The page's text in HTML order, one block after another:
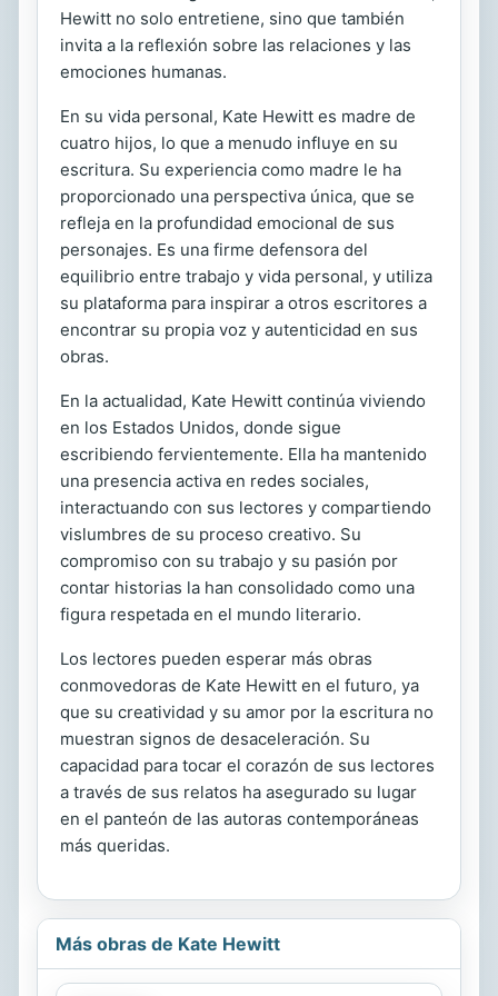
Hewitt no solo entretiene, sino que también
invita a la reflexión sobre las relaciones y las
emociones humanas.
En su vida personal, Kate Hewitt es madre de
cuatro hijos, lo que a menudo influye en su
escritura. Su experiencia como madre le ha
proporcionado una perspectiva única, que se
refleja en la profundidad emocional de sus
personajes. Es una firme defensora del
equilibrio entre trabajo y vida personal, y utiliza
su plataforma para inspirar a otros escritores a
encontrar su propia voz y autenticidad en sus
obras.
En la actualidad, Kate Hewitt continúa viviendo
en los Estados Unidos, donde sigue
escribiendo fervientemente. Ella ha mantenido
una presencia activa en redes sociales,
interactuando con sus lectores y compartiendo
vislumbres de su proceso creativo. Su
compromiso con su trabajo y su pasión por
contar historias la han consolidado como una
figura respetada en el mundo literario.
Los lectores pueden esperar más obras
conmovedoras de Kate Hewitt en el futuro, ya
que su creatividad y su amor por la escritura no
muestran signos de desaceleración. Su
capacidad para tocar el corazón de sus lectores
a través de sus relatos ha asegurado su lugar
en el panteón de las autoras contemporáneas
más queridas.
Más obras de Kate Hewitt